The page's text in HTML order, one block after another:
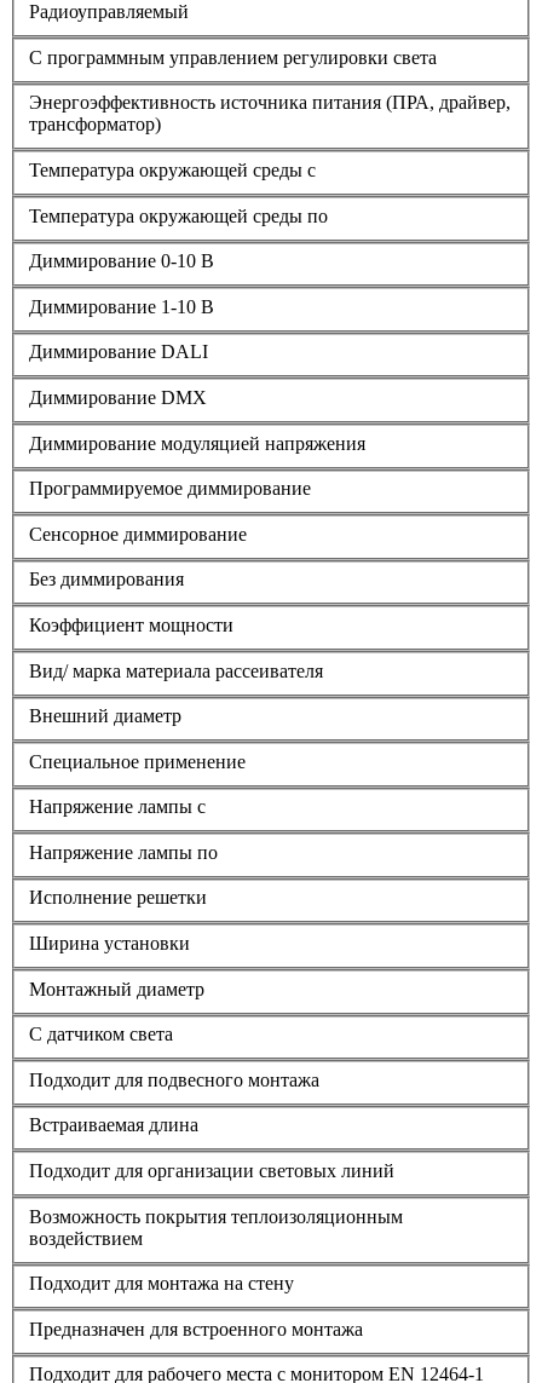
Радиоуправляемый
С программным управлением регулировки света
Энергоэффективность источника питания (ПРА, драйвер,
трансформатор)
Температура окружающей среды с
Температура окружающей среды по
Диммирование 0-10 В
Диммирование 1-10 В
Диммирование DALI
Диммирование DMX
Диммирование модуляцией напряжения
Программируемое диммирование
Сенсорное диммирование
Без диммирования
Коэффициент мощности
Вид/ марка материала рассеивателя
Внешний диаметр
Специальное применение
Напряжение лампы с
Напряжение лампы по
Исполнение решетки
Ширина установки
Монтажный диаметр
С датчиком света
Подходит для подвесного монтажа
Встраиваемая длина
Подходит для организации световых линий
Возможность покрытия теплоизоляционным
воздействием
Подходит для монтажа на стену
Предназначен для встроенного монтажа
Подходит для рабочего места с монитором EN 12464-1